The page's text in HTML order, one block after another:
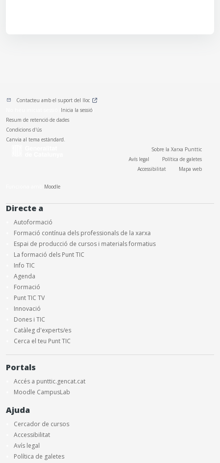
Contacteu amb el suport del lloc
Inicia la sessió
Resum de retenció de dades
Condicions d'ús
Canvia al tema estàndard.
Sobre la Xarxa Punttic
Avís legal
Política de galetes
Accessibilitat
Mapa web
Moodle
Directe a
Autoformació
Formació contínua dels professionals de la xarxa
Espai de producció de cursos i materials formatius
La formació dels Punt TIC
Info TIC
Agenda
Formació
Punt TIC TV
Innovació
Dones i TIC
Catàleg d'experts/es
Cerca el teu Punt TIC
Portals
Accés a punttic.gencat.cat
Moodle CampusLab
Ajuda
Cercador de cursos
Accessibilitat
Avís legal
Política de galetes